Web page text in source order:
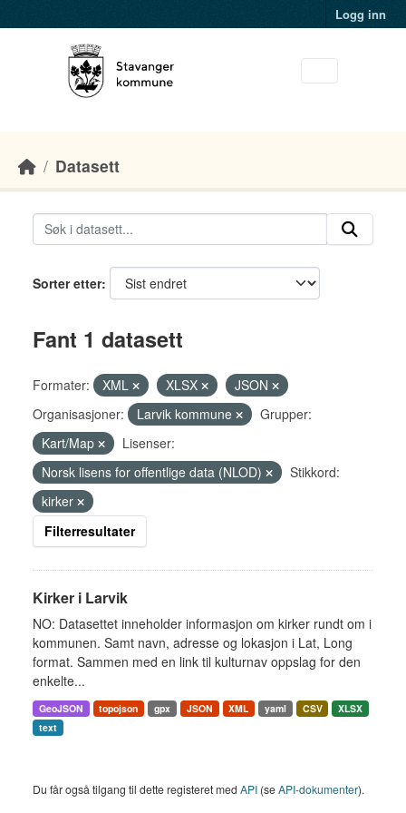
Logg inn
Datasett
Sorter etter
Fant 1 datasett
Formater: XML XLSX
JSON
Organisasjoner:
Larvik kommune
Grupper:
Kart/Map
Lisenser:
Norsk lisens for offentlige data (NLOD)
Stikkord:
kirker
Filterresultater
Kirker i Larvik
NO: Datasettet inneholder informasjon om kirker rundt om i
kommunen. Samt navn, adresse og lokasjon i Lat, Long
format. Sammen med en link til kulturnav oppslag for den
enkelte...
GeoJSON topojson gpx JSON XML yaml CSV
XLSX
text
Du får også tilgang til dette registeret med API (seAPI-dokumenter).